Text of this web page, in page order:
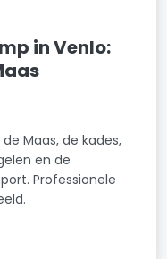
in Venlo:
Maas, de kades,
en de
Professionele